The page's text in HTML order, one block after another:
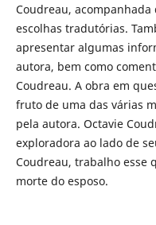
Coudreau,
escolhas tradutórias.
apresentar algumas
autora, bem como
Coudreau. A obra em
fruto de uma das várias
pela autora. Octavie
exploradora ao lado de
Coudreau, trabalho esse
morte do esposo.